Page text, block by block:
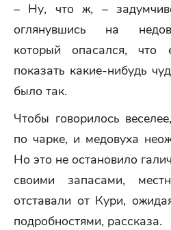
– Ну, что ж, –
оглянувшись на
который опасался, что
показать какие-нибудь
было так.
Чтобы говорилось
по чарке, и медовуха
Но это не остановило
своими запасами,
отставали от Кури,
подробностями, рассказа.